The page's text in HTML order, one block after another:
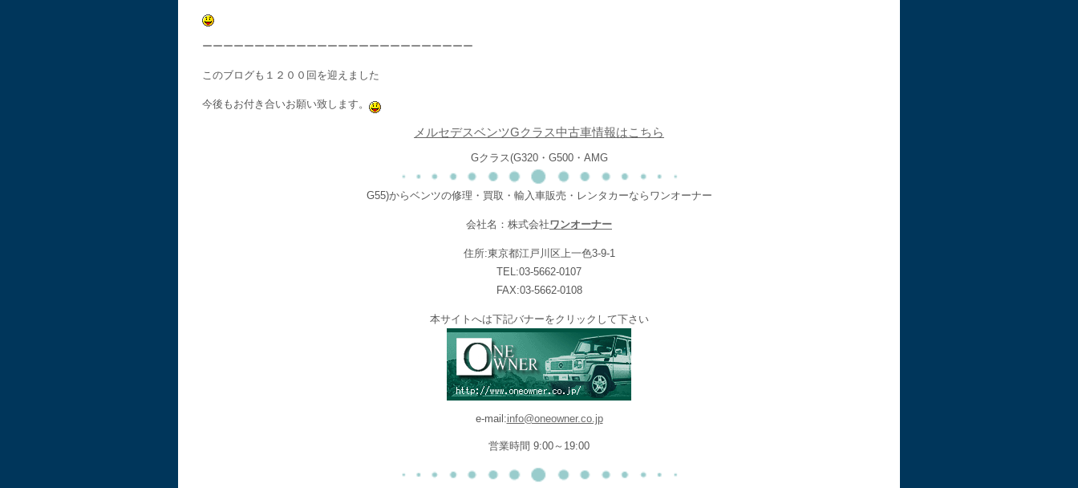
ーーーーーーーーーーーーーーーーーーーーーーーーーー
このブログも１２００回を迎えました
今後もお付き合いお願い致します。
メルセデスベンツGクラス中古車情報はこちら
Gクラス(G320・G500・AMG
G55)からベンツの修理・買取・輸入車販売・レンタカーならワンオーナー
会社名：株式会社ワンオーナー
住所:東京都江戸川区上一色3-9-1
TEL:03-5662-0107
FAX:03-5662-0108
本サイトへは下記バナーをクリックして下さい
e-mail:info@oneowner.co.jp
営業時間 9:00～19:00